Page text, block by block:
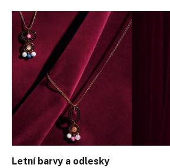
Letní barvy a odlesky